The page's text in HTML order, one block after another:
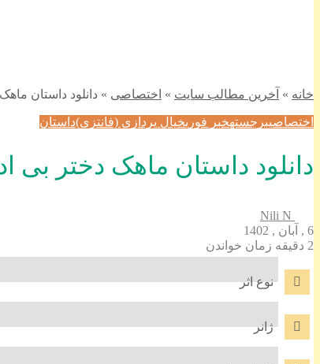
خانه » آخرین مطالب سایت » اختصاصی » دانلود داستان
اختصاصیبرجستهخبر فوریخیال پردازی (فانتزی)داستان
دانلود داستان ماهک دختر بی
6 , آبان , 1402
2 دقیقه زمان خواندن
نوع اثر
ژانر